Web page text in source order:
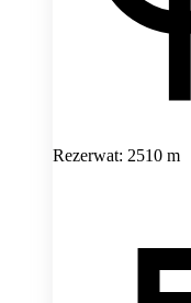
Rezerwat: 2510 m